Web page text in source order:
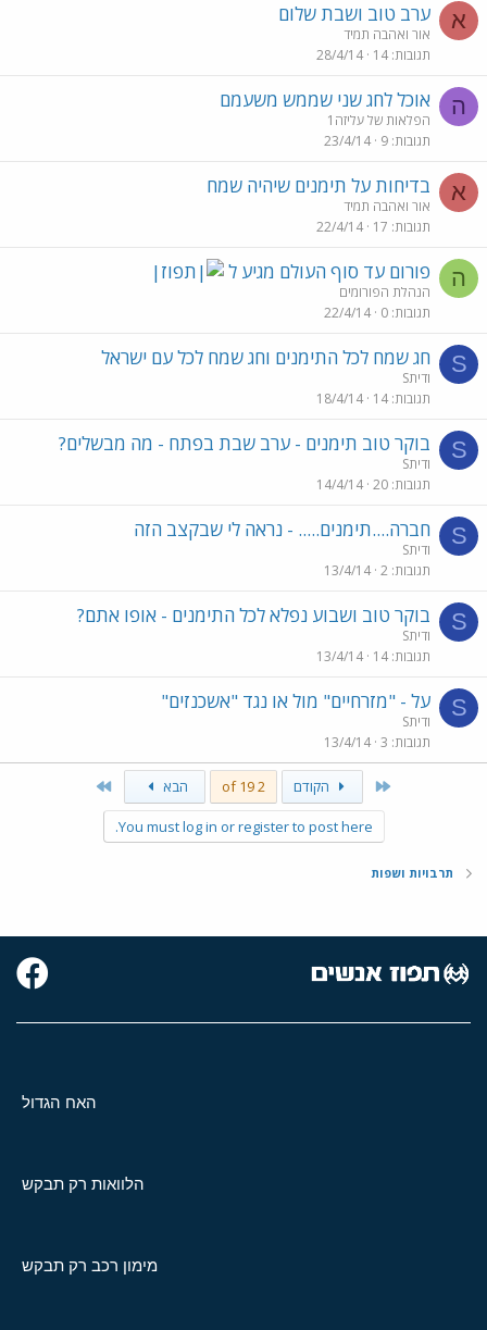
א ערב טוב ושבת שלום
אור ואהבה תמיד
תגובות 14
28/4/14
ה אוכל לחג שני שממש משעמם
הפלאות של עליזה1
תגובות 9
23/4/14
א בדיחות על תימנים שיהיה שמח
אור ואהבה תמיד
תגובות 17
22/4/14
ה פורום עד סוף העולם מגיע ל
הנהלת הפורומים
תגובות 0
22/4/14
S חג שמח לכל התימנים וחג שמח לכל עם ישראל
Sודית
תגובות 14
18/4/14
S בוקר טוב תימנים - ערב שבת בפתח - מה מבשלים?
Sודית
תגובות 20
14/4/14
S חברה....תימנים..... - נראה לי שבקצב הזה
Sודית
תגובות 2
13/4/14
S בוקר טוב ושבוע נפלא לכל התימנים - אופו אתם?
Sודית
תגובות 14
13/4/14
S על - "מזרחיים" מול או נגד "אשכנזים"
Sודית
תגובות 3
13/4/14
הקודם 2 of 19 הבא
You must log in or register to post here.
תרבויות ושפות
האח הגדול
הלוואות רק תבקש
מימון רכב רק תבקש